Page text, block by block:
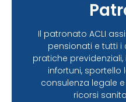
Il patronato ACLI
pensionati e tutti i
pratiche
infortuni, sportello
consulenza legale
ricorsi